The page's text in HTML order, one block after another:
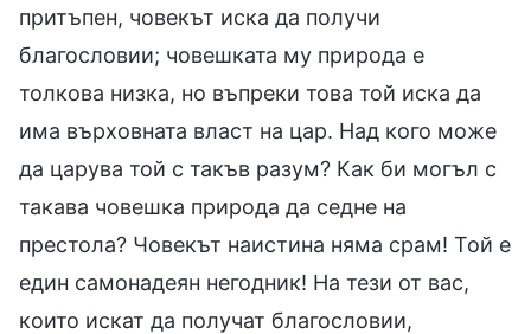
притъпен, човекът иска да получи
благословии; човешката му природа е
толкова низка, но въпреки това той иска да
има върховната власт на цар. Над кого може
да царува той с такъв разум? Как би могъл с
такава човешка природа да седне на
престола? Човекът наистина няма срам! Той е
един самонадеян негодник! На тези от вас,
които искат да получат благословии,